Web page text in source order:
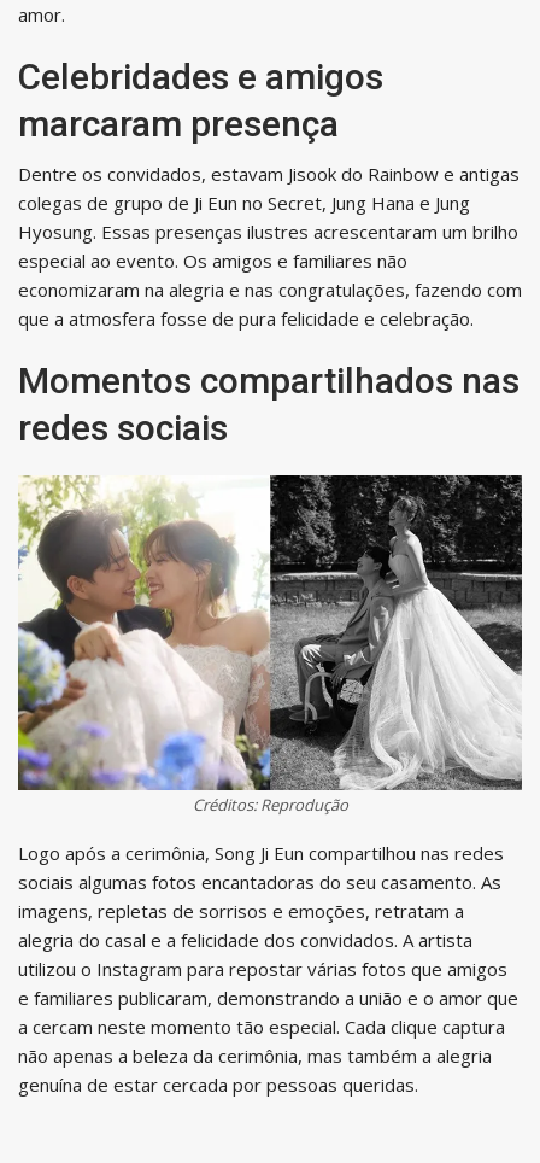
amor.
Celebridades e amigos
marcaram presença
Dentre os convidados, estavam Jisook do Rainbow e antigas
colegas de grupo de Ji Eun no Secret, Jung Hana e Jung
Hyosung. Essas presenças ilustres acrescentaram um brilho
especial ao evento. Os amigos e familiares não
economizaram na alegria e nas congratulações, fazendo com
que a atmosfera fosse de pura felicidade e celebração.
Momentos compartilhados nas
redes sociais
Créditos: Reprodução
Logo após a cerimônia, Song Ji Eun compartilhou nas redes
sociais algumas fotos encantadoras do seu casamento. As
imagens, repletas de sorrisos e emoções, retratam a
alegria do casal e a felicidade dos convidados. A artista
utilizou o Instagram para repostar várias fotos que amigos
e familiares publicaram, demonstrando a união e o amor que
a cercam neste momento tão especial. Cada clique captura
não apenas a beleza da cerimônia, mas também a alegria
genuína de estar cercada por pessoas queridas.